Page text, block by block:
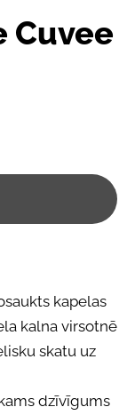
Cuvee
kapelas
kalna virsotnē
skatu uz
dzīvīgums